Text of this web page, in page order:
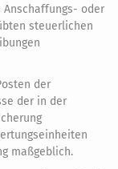
Anschaffungs- oder
steuerlichen
der
der in der
maßgeblich.